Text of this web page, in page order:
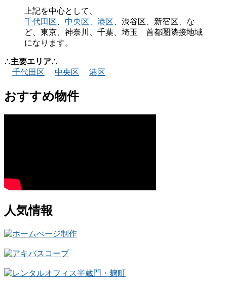
上記を中心として、
千代田区
中央区 港区 、渋谷区、新宿区、な
ど、東京、神奈川、千葉、埼玉 首都圏隣接地域
になります。
∴主要エリア∴
千代田区
中央区 港区
おすすめ物件
人気情報